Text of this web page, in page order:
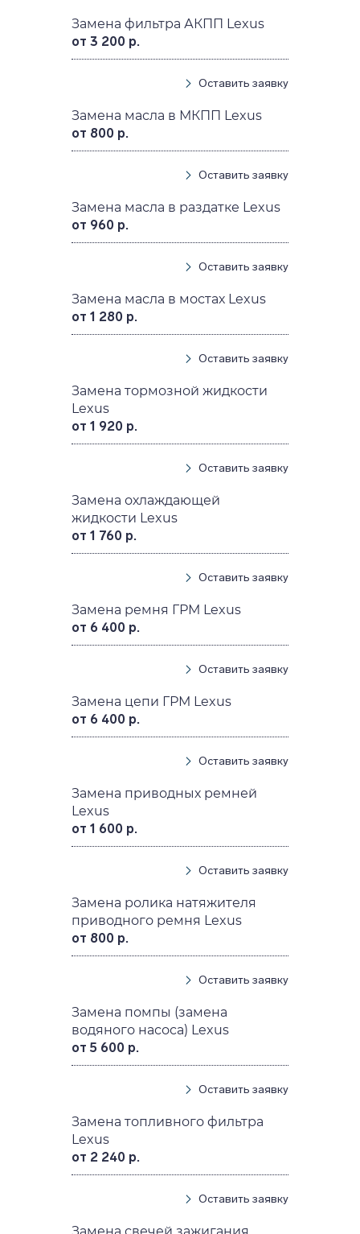
Замена фильтра АКПП Lexus
от 3 200 р.
Оставить заявку
Замена масла в МКПП Lexus
от 800 р.
Оставить заявку
Замена масла в раздатке Lexus
от 960 р.
Оставить заявку
Замена масла в мостах Lexus
от 1 280 р.
Оставить заявку
Замена тормозной жидкости
Lexus
от 1 920 р.
Оставить заявку
Замена охлаждающей
жидкости Lexus
от 1 760 р.
Оставить заявку
Замена ремня ГРМ Lexus
от 6 400 р.
Оставить заявку
Замена цепи ГРМ Lexus
от 6 400 р.
Оставить заявку
Замена приводных ремней
Lexus
от 1 600 р.
Оставить заявку
Замена ролика натяжителя
приводного ремня Lexus
от 800 р.
Оставить заявку
Замена помпы (замена
водяного насоса) Lexus
от 5 600 р.
Оставить заявку
Замена топливного фильтра
Lexus
от 2 240 р.
Оставить заявку